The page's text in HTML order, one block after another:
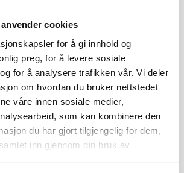
cookies
for å gi innhold og
preg, for å levere sosiale
for å analysere trafikken vår. Vi deler
om hvordan du bruker nettstedet
våre innen sosiale medier,
som kan kombinere den
du har gjort tilgjengelig for dem,
inn gjennom din bruk av